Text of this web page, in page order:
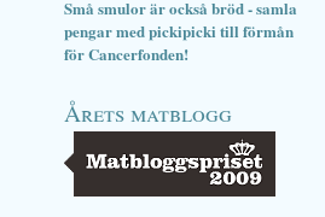
Små smulor är också bröd - samla
pengar med pickipicki till förmån
för Cancerfonden!
Årets matblogg